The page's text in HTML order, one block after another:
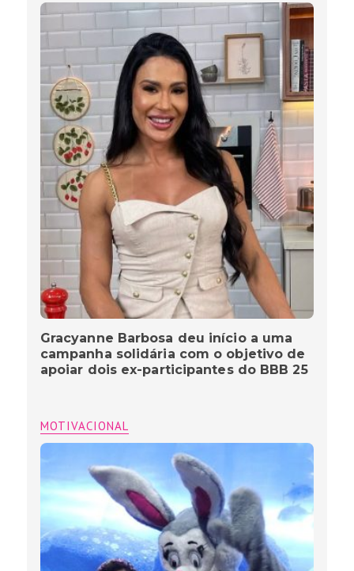
Gracyanne Barbosa deu início a uma
campanha solidária com o objetivo de
apoiar dois ex-participantes do BBB 25
MOTIVACIONAL